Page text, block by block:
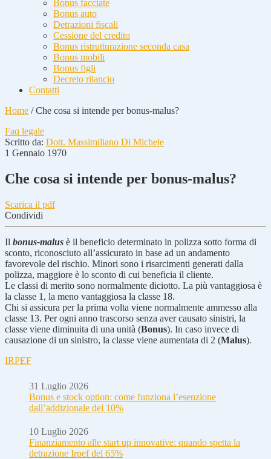
Bonus facciate
Bonus auto
Detrazioni fiscali
Cessione del credito
Bonus ristrutturazione seconda casa
Bonus mobili
Bonus figli
Decreto rilancio
Contatti
Home /Che cosa si intende per bonus-malus?
Faq legale
Scritto da: Dott. Massimiliano Di Michele
1 Gennaio 1970
Che cosa si intende per bonus-malus?
Scarica il pdf
Condividi
Il bonus-malus è il beneficio determinato in polizza sotto forma di
sconto, riconosciuto all’assicurato in base ad un andamento
favorevole del rischio. Minori sono i risarcimenti generati dalla
polizza, maggiore è lo sconto di cui beneficia il cliente.
Le classi di merito sono normalmente diciotto. La più vantaggiosa è
la classe 1, la meno vantaggiosa la classe 18.
Chi si assicura per la prima volta viene normalmente ammesso alla
classe 13. Per ogni anno trascorso senza aver causato sinistri, la
classe viene diminuita di una unità (Bonus). In caso invece di
causazione di un sinistro, la classe viene aumentata di 2 (Malus).
IRPEF
31 Luglio 2026
Bonus e stock option: come funziona l’esenzione
dall’addizionale del 10%
10 Luglio 2026
Finanziamento alle start up innovative: quando spetta la
detrazione Irpef del 65%